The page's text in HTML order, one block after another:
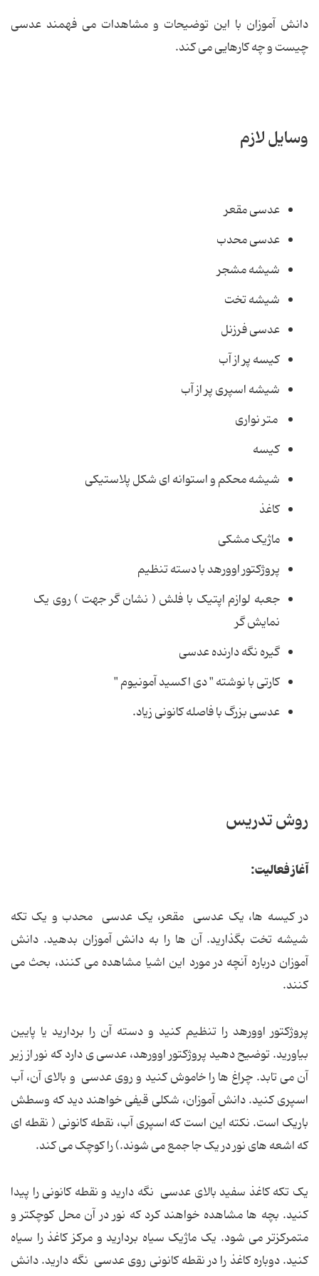
دانش آموزان با این توضیحات و مشاهدات می فهمند عدسی
چیست و چه کارهایی می کند.
وسایل لازم
عدسی مقعر
عدسی محدب
شیشه مشجر
شیشه تخت
عدسی فرزنل
کیسه پر از آب
شیشه اسپری پر از آب
متر نواری
کیسه
شیشه محکم و استوانه ای شکل پلاستیکی
کاغذ
ماژیک مشکی
پروژکتور اوورهد با دسته تنظیم
جعبه لوازم اپتیک با فلش ( نشان گر جهت ) روی یک
نمایش گر
گیره نگه دارنده عدسی
کارتی با نوشته " دی اکسید آمونیوم "
عدسی بزرگ با فاصله کانونی زیاد.
روش تدریس
آغاز فعالیت:
در کیسه ها، یک عدسی مقعر، یک عدسی محدب و یک تکه
شیشه تخت بگذارید. آن ها را به دانش آموزان بدهید. دانش
آموزان درباره آنچه در مورد این اشیا مشاهده می کنند، بحث می
کنند.
پروژکتور اوورهد را تنظیم کنید و دسته آن را بردارید یا پایین
بیاورید. توضیح دهید پروژکتور اوورهد، عدسی ی دارد که نور از زیر
آن می تابد. چراغ ها را خاموش کنید و روی عدسی و بالای آن، آب
اسپری کنید. دانش آموزان، شکلی قیفی خواهند دید که وسطش
باریک است. نکته این است که اسپری آب، نقطه کانونی ( نقطه ای
که اشعه های نور در یک جا جمع می شوند.) را کوچک می کند.
یک تکه کاغذ سفید بالای عدسی نگه دارید و نقطه کانونی را پیدا
کنید. بچه ها مشاهده خواهند کرد که نور در آن محل کوچکتر و
متمرکزتر می شود. یک ماژیک سیاه بردارید و مرکز کاغذ را سیاه
کنید. دوباره کاغذ را در نقطه کانونی روی عدسی نگه دارید. دانش